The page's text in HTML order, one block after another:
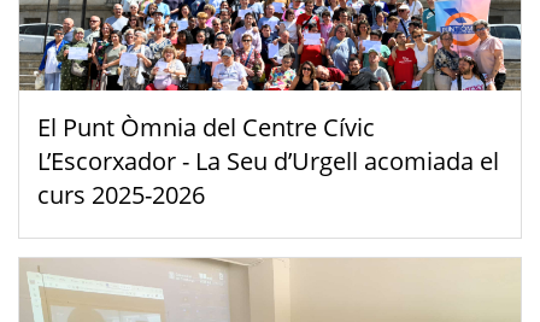
El Punt Òmnia del Centre Cívic
L’Escorxador - La Seu d’Urgell acomiada el
curs 2025-2026